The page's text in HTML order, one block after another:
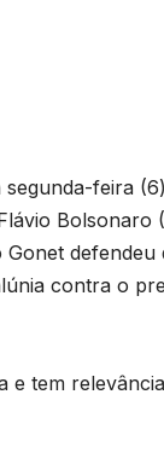
feira
Bolsonaro
defendeu
contra o
e tem